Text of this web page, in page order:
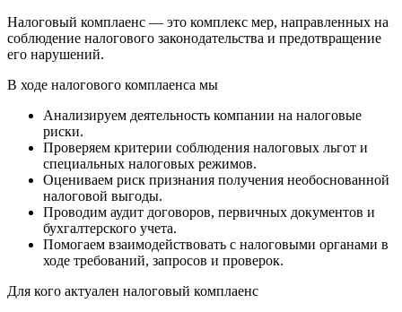
Налоговый комплаенс — это комплекс мер, направленных на
соблюдение налогового законодательства и предотвращение
его нарушений.
В ходе налогового комплаенса мы
Анализируем деятельность компании на налоговые
риски.
Проверяем критерии соблюдения налоговых льгот и
специальных налоговых режимов.
Оцениваем риск признания получения необоснованной
налоговой выгоды.
Проводим аудит договоров, первичных документов и
бухгалтерского учета.
Помогаем взаимодействовать с налоговыми органами в
ходе требований, запросов и проверок.
Для кого актуален налоговый комплаенс